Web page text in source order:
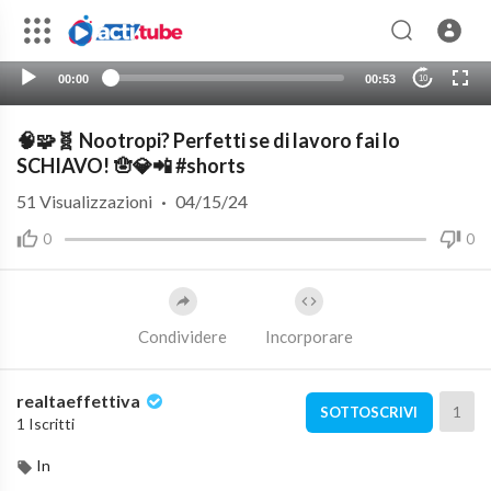
00:00 00:53 10
🧠🧩🧬 Nootropi? Perfetti se di lavoro fai lo
SCHIAVO! 🪬💎📲 #shorts
0 0
51 Visualizzazioni · 04/15/24
Condividere Incorporare
realtaeffettiva
1 Iscritti
SOTTOSCRIVI 1
In